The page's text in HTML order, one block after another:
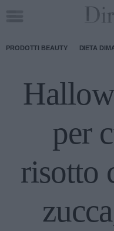
PRODOTTI BEAUTY DIETA
per
risotto